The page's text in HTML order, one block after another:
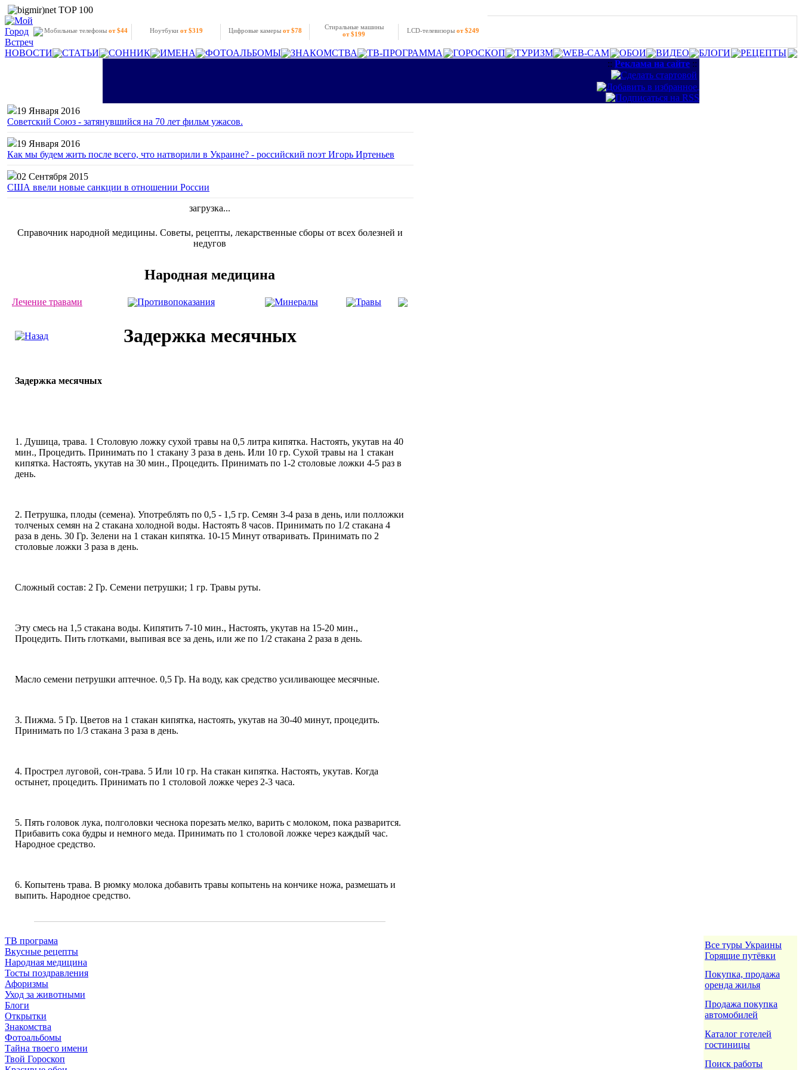
Мобильные телефоны от $44 Ноутбуки от $319 Цифровые камеры от $78
Стиральные машины
от $199
LCD-телевизоры от $249
НОВОСТИ СТАТЬИ СОННИК ИМЕНА ФОТОАЛЬБОМЫ ЗНАКОМСТВА ТВ-ПРОГРАММА ГОРОСКОП ТУРИЗМ WEB-CAM ОБОИ ВИДЕО БЛОГИ
РЕЦЕПТЫ
:: Реклама на сайте ::
19 Января 2016
Советский Союз - затянувшийся на 70 лет фильм ужасов.
19 Января 2016
Как мы будем жить после всего, что натворили в Украине? - российский поэт Игорь Иртеньев
02 Сентября 2015
США ввели новые санкции в отношении России
загрузка...
Справочник народной медицины. Советы, рецепты, лекарственные сборы от всех болезней и
недугов
Народная медицина
Лечение травами Противопоказания Минералы Травы
Задержка месячных
Задержка месячных
1. Душица, трава. 1 Столовую ложку сухой травы на 0,5 литра кипятка. Настоять, укутав на 40
мин., Процедить. Принимать по 1 стакану 3 раза в день. Или 10 гр. Сухой травы на 1 стакан
кипятка. Настоять, укутав на 30 мин., Процедить. Принимать по 1-2 столовые ложки 4-5 раз в
день.
2. Петрушка, плоды (семена). Употреблять по 0,5 - 1,5 гр. Семян 3-4 раза в день, или полложки
толченых семян на 2 стакана холодной воды. Настоять 8 часов. Принимать по 1/2 стакана 4
раза в день. 30 Гр. Зелени на 1 стакан кипятка. 10-15 Минут отваривать. Принимать по 2
столовые ложки 3 раза в день.
Сложный состав: 2 Гр. Семени петрушки; 1 гр. Травы руты.
Эту смесь на 1,5 стакана воды. Кипятить 7-10 мин., Настоять, укутав на 15-20 мин.,
Процедить. Пить глотками, выпивая все за день, или же по 1/2 стакана 2 раза в день.
Масло семени петрушки аптечное. 0,5 Гр. На воду, как средство усиливающее месячные.
3. Пижма. 5 Гр. Цветов на 1 стакан кипятка, настоять, укутав на 30-40 минут, процедить.
Принимать по 1/3 стакана 3 раза в день.
4. Прострел луговой, сон-трава. 5 Или 10 гр. На стакан кипятка. Настоять, укутав. Когда
остынет, процедить. Принимать по 1 столовой ложке через 2-3 часа.
5. Пять головок лука, полголовки чеснока порезать мелко, варить с молоком, пока разварится.
Прибавить сока будры и немного меда. Принимать по 1 столовой ложке через каждый час.
Народное средство.
6. Копытень трава. В рюмку молока добавить травы копытень на кончике ножа, размешать и
выпить. Народное средство.
ТВ програма
Вкусные рецепты
Народная медицина
Тосты поздравления
Афоризмы
Уход за животными
Блоги
Открытки
Знакомства
Фотоальбомы
Тайна твоего имени
Твой Гороскоп
Все туры Украины
Горящие путёвки
Покупка, продажа
оренда жилья
Продажа покупка
автомобилей
Каталог готелей
гостиницы
Поиск работы